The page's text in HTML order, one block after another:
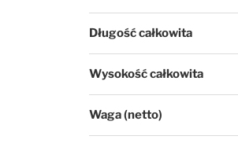
Długość całkowita
Wysokość całkowita
Waga (netto)